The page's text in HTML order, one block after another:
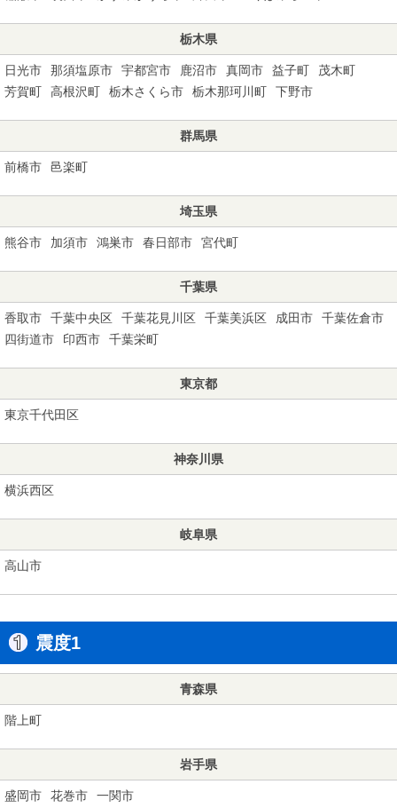
栃木県
日光市 那須塩原市 宇都宮市 鹿沼市 真岡市 益子町
茂木町
芳賀町
高根沢町 栃木さくら市 栃木那珂川町 下野市
群馬県
前橋市 邑楽町
埼玉県
熊谷市 加須市 鴻巣市 春日部市 宮代町
千葉県
香取市 千葉中央区 千葉花見川区 千葉美浜区 成田市
千葉佐倉市
四街道市
印西市 千葉栄町
東京都
東京千代田区
神奈川県
横浜西区
岐阜県
高山市
震度1
青森県
階上町
岩手県
盛岡市 花巻市 一関市